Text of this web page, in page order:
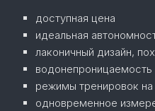
доступная цена
идеальная
лаконичный дизайн,
водонепроницаемость
режимы тренировок
одновременное